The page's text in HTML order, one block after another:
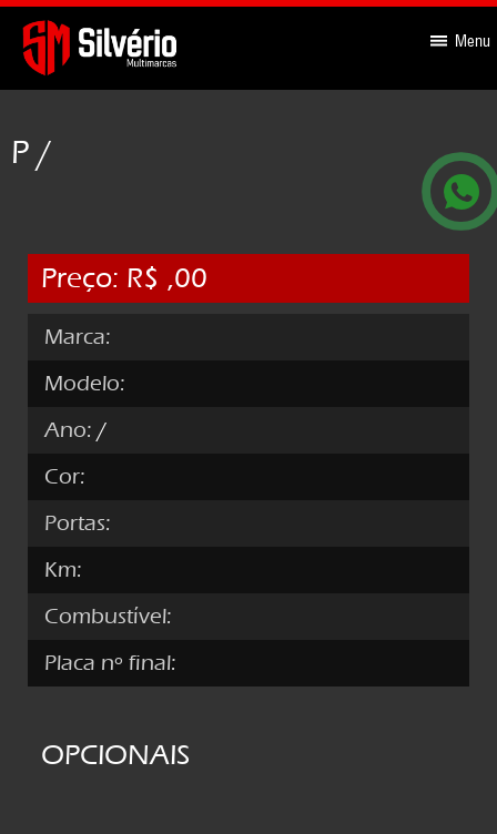
-->
Menu
P /
Preço: R$ ,00
Marca:
Modelo:
Ano: /
Cor:
Portas:
Km:
Combustível:
Placa nº final:
OPCIONAIS